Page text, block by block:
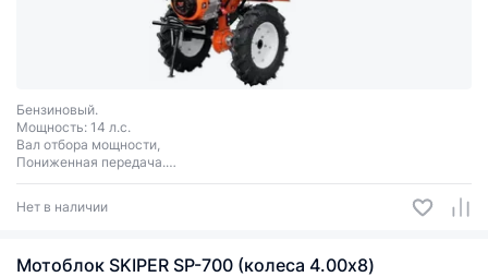
Бензиновый.
Мощность: 14 л.с.
Вал отбора мощности,
Пониженная передача.
Передачи 3+1.
Нет в наличии
Мотоблок SKIPER SP-700 (колеса 4.00х8)